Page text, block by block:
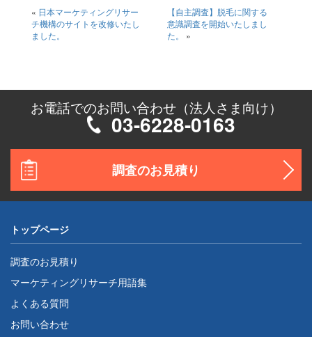
« 日本マーケティングリサー
チ機構のサイトを改修いたし
ました。
【自主調査】脱毛に関する
意識調査を開始いたしまし
た。
»
お電話でのお問い合わせ（法人さま向け）
03-6228-0163
調査のお見積り
トップページ
調査のお見積り
マーケティングリサーチ用語集
よくある質問
お問い合わせ